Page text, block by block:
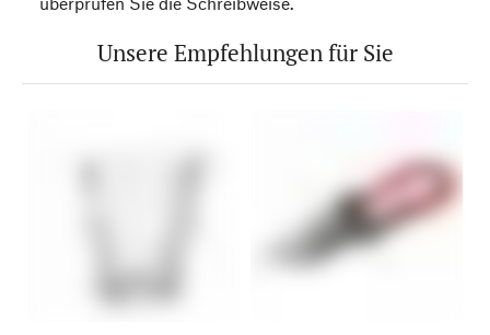
Unsere Empfehlungen für Sie